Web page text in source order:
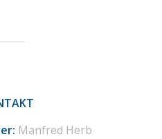
Manfred Herb